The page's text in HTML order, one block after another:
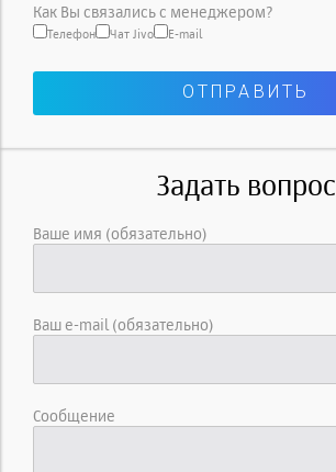
Как Вы связались с менеджером?
Телефон Чат Jivo E-mail
Задать вопрос
Ваше имя (обязательно)
Ваш e-mail (обязательно)
Сообщение